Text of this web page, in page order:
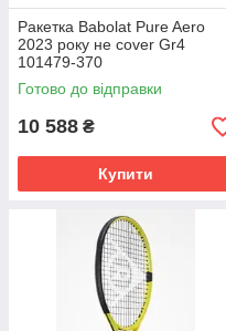
Ракетка Babolat Pure Aero
2023 року не cover Gr4
101479-370
Готово до відправки
10 588 ₴
Купити